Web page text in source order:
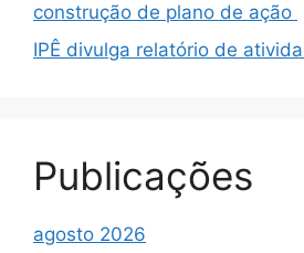
construção de plano de ação
IPÊ divulga relatório de
Publicações
agosto 2026